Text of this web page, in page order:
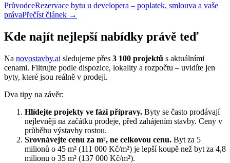
PrůvodceRezervace bytu u developera – poplatek, smlouva a vaše
právaPřečíst článek →
Kde najít nejlepší nabídky právě teď
Na novostavby.ai sledujeme přes 3 100 projektů s aktuálními
cenami. Filtrujte podle dispozice, lokality a rozpočtu – uvidíte jen
byty, které jsou reálně v prodeji.
Dva tipy na závěr:
Hlídejte projekty ve fázi přípravy. Byty se často prodávají
nejlevněji na začátku prodeje, před zahájením stavby. Ceny v
průběhu výstavby rostou.
Srovnávejte cenu za m², ne celkovou cenu. Byt za 5
milionů o 45 m² (111 000 Kč/m²) je lepší koupě než byt za 4,8
milionu o 35 m² (137 000 Kč/m²).